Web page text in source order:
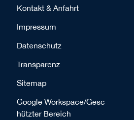
Kontakt & Anfahrt
Impressum
Datenschutz
Transparenz
Sitemap
Google Workspace/Gesc
hützter Bereich